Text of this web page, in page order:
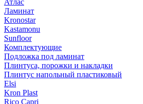
Атлас
Ламинат
Kronostar
Kastamonu
Sunfloor
Комплектующие
Подложка под ламинат
Плинтуса, порожки и накладки
Плинтус напольный пластиковый
Elsi
Kron Plast
Rico Capri